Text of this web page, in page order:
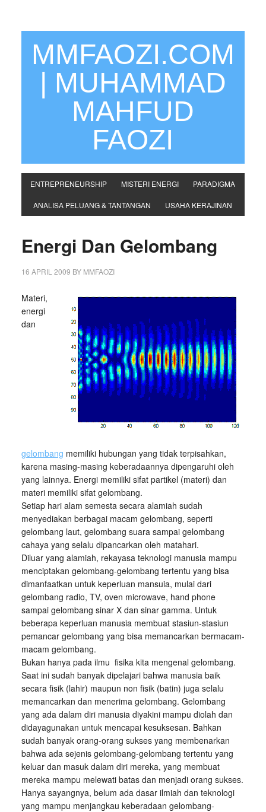
MMFAOZI.COM
| MUHAMMAD
MAHFUD
FAOZI
ENTREPRENEURSHIP MISTERI ENERGI PARADIGMA
ANALISA PELUANG & TANTANGAN USAHA KERAJINAN
Energi Dan Gelombang
16 APRIL 2009 BY MMFAOZI
Materi,
energi
dan
gelombang memiliki hubungan yang tidak terpisahkan,
karena masing-masing keberadaannya dipengaruhi oleh
yang lainnya. Energi memiliki sifat partikel (materi) dan
materi memiliki sifat gelombang.
Setiap hari alam semesta secara alamiah sudah
menyediakan berbagai macam gelombang, seperti
gelombang laut, gelombang suara sampai gelombang
cahaya yang selalu dipancarkan oleh matahari.
Diluar yang alamiah, rekayasa teknologi manusia mampu
menciptakan gelombang-gelombang tertentu yang bisa
dimanfaatkan untuk keperluan mansuia, mulai dari
gelombang radio, TV, oven microwave, hand phone
sampai gelombang sinar X dan sinar gamma. Untuk
beberapa keperluan manusia membuat stasiun-stasiun
pemancar gelombang yang bisa memancarkan bermacam-
macam gelombang.
Bukan hanya pada ilmu fisika kita mengenal gelombang.
Saat ini sudah banyak dipelajari bahwa manusia baik
secara fisik (lahir) maupun non fisik (batin) juga selalu
memancarkan dan menerima gelombang. Gelombang
yang ada dalam diri manusia diyakini mampu diolah dan
didayagunakan untuk mencapai kesuksesan. Bahkan
sudah banyak orang-orang sukses yang membenarkan
bahwa ada sejenis gelombang-gelombang tertentu yang
keluar dan masuk dalam diri mereka, yang membuat
mereka mampu melewati batas dan menjadi orang sukses.
Hanya sayangnya, belum ada dasar ilmiah dan teknologi
yang mampu menjangkau keberadaan gelombang-